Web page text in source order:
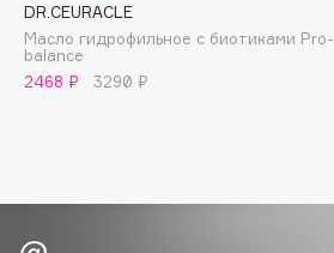
Brunello Cucinelli
Bvlgari
by TERRY
DR.CEURACLE
Масло гидрофильное с биотиками Pro-
balance
2468 ₽
3290 ₽